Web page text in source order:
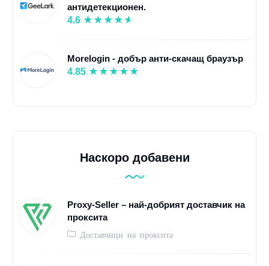
антидетекционен.
4.6
Morelogin - добър анти-скачащ браузър
4.85
Наскоро добавени
Proxy-Seller – най-добрият доставчик на
проксита
Доставчици на проксита